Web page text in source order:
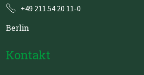
+49 211 54 20 11-0
Berlin
Kontakt